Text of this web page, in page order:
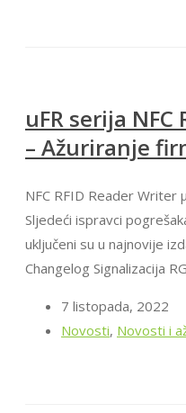
uFR serija NFC
– Ažuriranje
NFC RFID Reader Writer
Sljedeći ispravci
uključeni su u najnovije
Changelog Signalizacija
7 listopada, 2022
Novosti, Novosti i